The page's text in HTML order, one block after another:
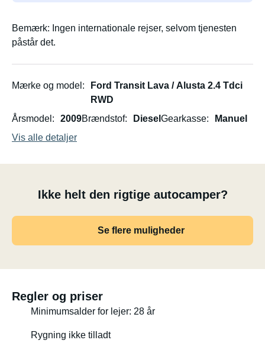
Bemærk: Ingen internationale rejser, selvom tjenesten
påstår det.
Mærke og model
Ford Transit Lava / Alusta 2.4 Tdci
RWD
Årsmodel
2009Brændstof Diesel Gearkasse
Manuel
Vis alle detaljer
Ikke helt den rigtige autocamper?
Se flere muligheder
Regler og priser
Minimumsalder for lejer: 28 år
Rygning ikke tilladt